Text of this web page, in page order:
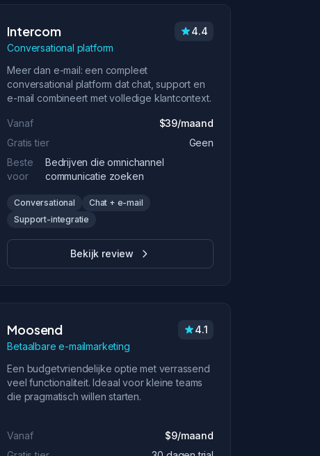
Intercom
Conversational platform
4.4
Meer dan e-mail: een compleet
conversational platform dat chat, support en
e-mail combineert met volledige klantcontext.
Vanaf
$39/maand
Gratis tier
Geen
Beste
voor
Bedrijven die omnichannel
communicatie zoeken
Conversational
Chat + e-mail
Support-integratie
Bekijk review
Moosend
Betaalbare e-mailmarketing
4.1
Een budgetvriendelijke optie met verrassend
veel functionaliteit. Ideaal voor kleine teams
die pragmatisch willen starten.
Vanaf
$9/maand